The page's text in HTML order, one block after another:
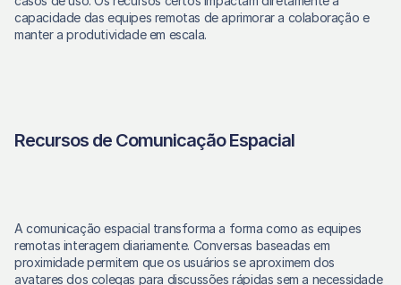
capacidade das equipes remotas de aprimorar a colaboração e
manter a produtividade em escala.
Recursos de Comunicação Espacial
A comunicação espacial transforma a forma como as equipes
remotas interagem diariamente. Conversas baseadas em
proximidade permitem que os usuários se aproximem dos
avatares dos colegas para discussões rápidas sem a necessidade